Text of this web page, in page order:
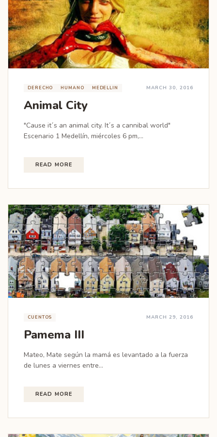
DERECHO HUMANO MEDELLIN MARCH 30, 2016
Animal City
"Cause it´s an animal city. It´s a cannibal world"
Escenario 1 Medellín, miércoles 6 pm,...
READ MORE
CUENTOS MARCH 29, 2016
Pamema III
Mateo, Mate según la mamá es levantado a la fuerza
de lunes a viernes entre...
READ MORE